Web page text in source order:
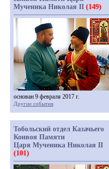
Мученика Николая II (149)
основан 9 февраля 2017 г.
Другие события
Тобольский отдел Казачьего
Конвоя Памяти
Царя Мученика Николая II
(101)